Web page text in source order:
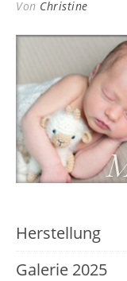
Von Christine
Herstellung
Galerie 2025